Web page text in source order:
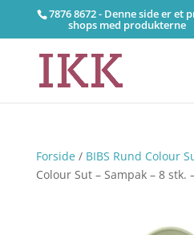
7876 8672 - Denne side er
shops med produkterne
Forside/ BIBS Rund Colour
Colour Sut – Sampak – 8 stk.